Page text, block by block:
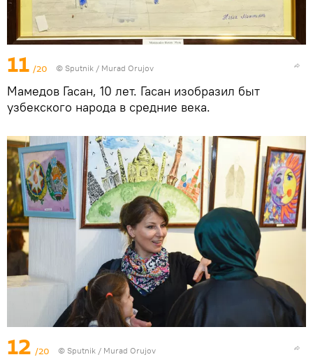
11 /20 © Sputnik / Murad Orujov
Мамедов Гасан, 10 лет. Гасан изобразил быт
узбекского народа в средние века.
12 /20 © Sputnik / Murad Orujov